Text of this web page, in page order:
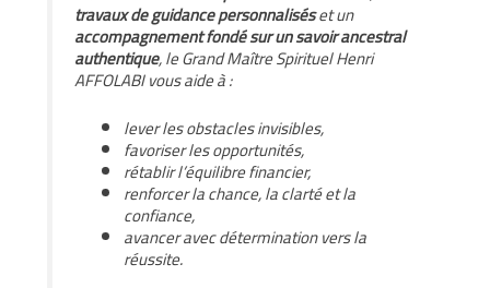
travaux de guidance personnaliséset un
accompagnement fondé sur un savoir ancestral
authentique, le Grand Maître Spirituel Henri
AFFOLABI vous aide à :
lever les obstacles invisibles,
favoriser les opportunités,
rétablir l’équilibre financier,
renforcer la chance, la clarté et la
confiance,
avancer avec détermination vers la
réussite.